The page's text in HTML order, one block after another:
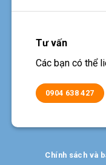
Tư vấn
Các bạn có thể
0904 638 427
Chính sách và